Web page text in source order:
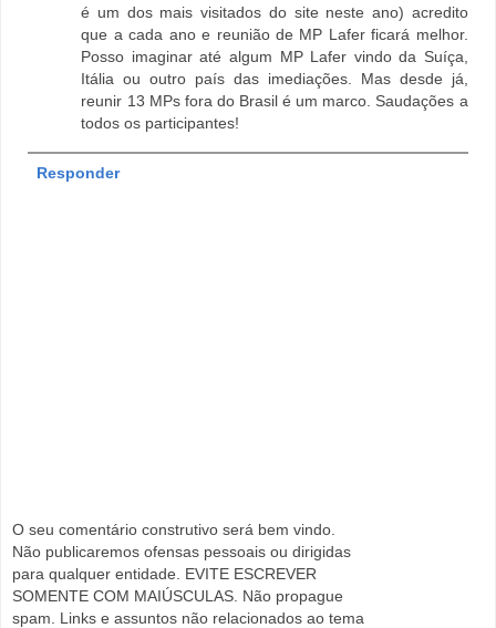
é um dos mais visitados do site neste ano) acredito
que a cada ano e reunião de MP Lafer ficará melhor.
Posso imaginar até algum MP Lafer vindo da Suíça,
Itália ou outro país das imediações. Mas desde já,
reunir 13 MPs fora do Brasil é um marco. Saudações a
todos os participantes!
Responder
O seu comentário construtivo será bem vindo.
Não publicaremos ofensas pessoais ou dirigidas
para qualquer entidade. EVITE ESCREVER
SOMENTE COM MAIÚSCULAS. Não propague
spam. Links e assuntos não relacionados ao tema